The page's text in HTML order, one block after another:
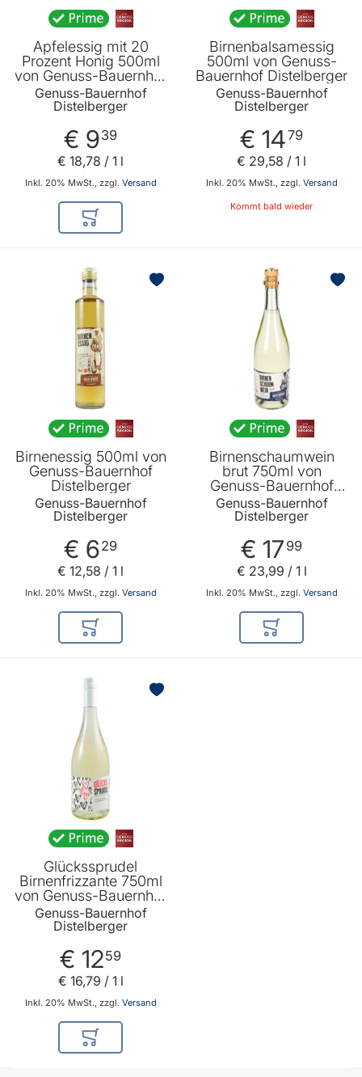
Apfelessig mit 20
Prozent Honig 500ml
von Genuss-Bauernhof
Distelberger
Genuss-Bauernhof
Distelberger
€ 939
Inkl. 20% MwSt., zzgl. Versand
€ 18,78 / 1 l
In den Warenkorb
Birnenbalsamessig
500ml von Genuss-
Bauernhof Distelberger
Genuss-Bauernhof
Distelberger
€ 1479
Inkl. 20% MwSt., zzgl. Versand
€ 29,58 / 1 l
Kommt bald wieder
Birnenessig 500ml von
Genuss-Bauernhof
Distelberger
Genuss-Bauernhof
Distelberger
€ 629
Inkl. 20% MwSt., zzgl. Versand
€ 12,58 / 1 l
In den Warenkorb
Birnenschaumwein
brut 750ml von
Genuss-Bauernhof
Distelberger
Genuss-Bauernhof
Distelberger
€ 17 99
Inkl. 20% MwSt., zzgl. Versand
€ 23,99 / 1 l
In den
Glückssprudel
Birnenfrizzante 750ml
von Genuss-Bauernhof
Distelberger
Genuss-Bauernhof
Distelberger
€ 1259
Inkl. 20% MwSt., zzgl. Versand
€ 16,79 / 1 l
In den Warenkorb